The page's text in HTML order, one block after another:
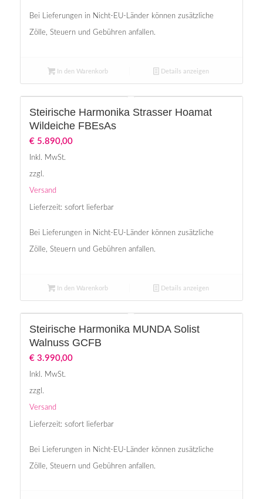
Bei Lieferungen in Nicht-EU-Länder können zusätzliche
Zölle, Steuern und Gebühren anfallen.
In den Warenkorb Details anzeigen
Steirische Harmonika Strasser Hoamat
Wildeiche FBEsAs
€5.890,00
Inkl. MwSt.
zzgl.
Versand
Lieferzeit: sofort lieferbar
Bei Lieferungen in Nicht-EU-Länder können zusätzliche
Zölle, Steuern und Gebühren anfallen.
In den Warenkorb Details anzeigen
Steirische Harmonika MUNDA Solist
Walnuss GCFB
€3.990,00
Inkl. MwSt.
zzgl.
Versand
Lieferzeit: sofort lieferbar
Bei Lieferungen in Nicht-EU-Länder können zusätzliche
Zölle, Steuern und Gebühren anfallen.